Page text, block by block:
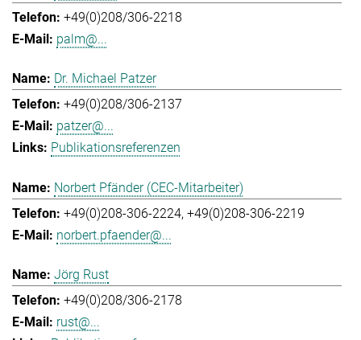
+49(0)208/306-2218
palm@...
Dr. Michael Patzer
+49(0)208/306-2137
patzer@...
Publikationsreferenzen
Norbert Pfänder (CEC-Mitarbeiter)
+49(0)208-306-2224 +49(0)208-306-2219
norbert.pfaender@...
Jörg Rust
+49(0)208/306-2178
rust@...